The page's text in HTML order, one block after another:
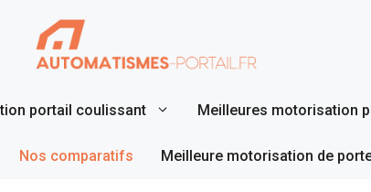
portail coulissant Meilleures motorisation
Nos comparatifs Meilleure motorisation de